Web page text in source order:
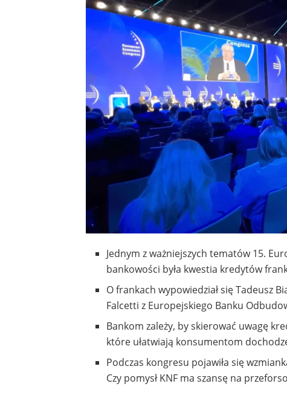
Jednym z ważniejszych tematów 15.
bankowości była kwestia kredytów
O frankach wypowiedział się Tadeusz
Falcetti z Europejskiego Banku
Bankom zależy, by skierować uwagę
które ułatwiają konsumentom
Podczas kongresu pojawiła się
Czy pomysł KNF ma szansę na